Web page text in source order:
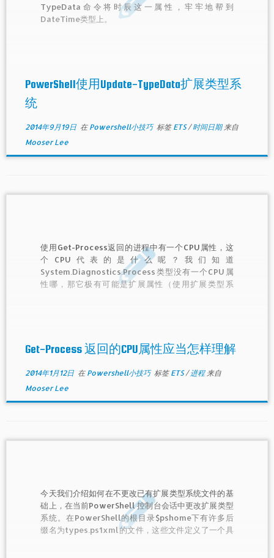
TypeData命令将时辰这一属性，牢牢地帮到
DateTime类型上。
PowerShell使用Update-TypeData扩展类型系
统
2014年9月19日在 Powershell小技巧 标签ETS/时间日期来自
Mooser Lee
使用Get-Process返回的进程中有一个CPU属性，这
个CPU代表的是什么呢？我们知道
System.Diagnostics.Process类型没有一个CPU属
性哪，那它极有可能是扩展属性（使用扩展类型系
Get-Process 返回的CPU属性应当怎样理解
2014年1月12日在 Powershell小技巧 标签ETS/进程 来自
Mooser Lee
今天我们介绍如何在不更改已有扩展类型系统文件的基
础上，在当前PowerShell 控制台会话中更改扩展类型
系统。在PowerShell的根目录$pshome下有许多后
缀名为types.ps1xml的文件，这些文件定义了一个具